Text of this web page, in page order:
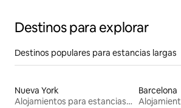
Destinos para explorar
Destinos populares para estancias largas
Nueva York
Alojamientos para estancias largas
Barcelona